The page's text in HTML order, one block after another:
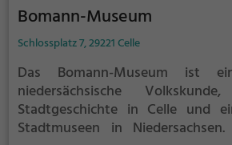
Bomann-Museum
Schlossplatz 7, 29221 Celle
Das Bomann-Museum ist
niedersächsische
Stadtgeschichte in Celle und
Stadtmuseen in